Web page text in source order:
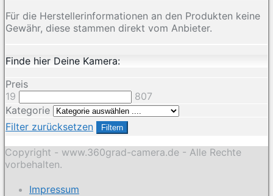
Für die Herstellerinformationen an den Produkten keine
Gewähr, diese stammen direkt vom Anbieter.
Finde hier Deine Kamera:
Preis
19
807
Kategorie
Filter zurücksetzen
Filtern
Copyright - www.360grad-camera.de - Alle Rechte
vorbehalten.
Impressum